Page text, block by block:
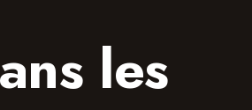
les